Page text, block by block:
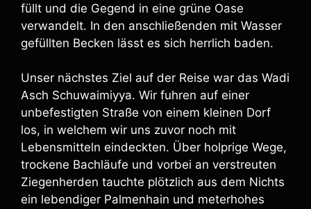
füllt und die Gegend in eine grüne Oase
verwandelt. In den anschließenden mit Wasser
gefüllten Becken lässt es sich herrlich baden.
Unser nächstes Ziel auf der Reise war das Wadi
Asch Schuwaimiyya. Wir fuhren auf einer
unbefestigten Straße von einem kleinen Dorf
los, in welchem wir uns zuvor noch mit
Lebensmitteln eindeckten. Über holprige Wege,
trockene Bachläufe und vorbei an verstreuten
Ziegenherden tauchte plötzlich aus dem Nichts
ein lebendiger Palmenhain und meterhohes